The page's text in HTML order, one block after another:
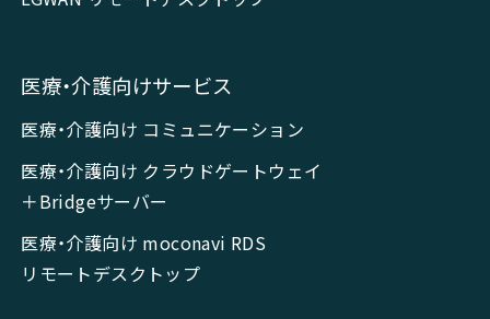
医療・介護向けサービス
医療・介護向け コミュニケーション
医療・介護向け クラウドゲートウェイ
＋Bridgeサーバー
医療・介護向け moconavi RDS
リモートデスクトップ